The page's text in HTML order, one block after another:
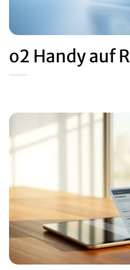
o2 Handy auf